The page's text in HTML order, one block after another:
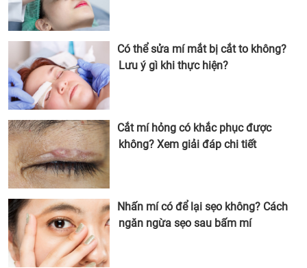
Có thể sửa mí mắt bị cắt to không?
Lưu ý gì khi thực hiện?
Cắt mí hỏng có khắc phục được
không? Xem giải đáp chi tiết
Nhấn mí có để lại sẹo không? Cách
ngăn ngừa sẹo sau bấm mí